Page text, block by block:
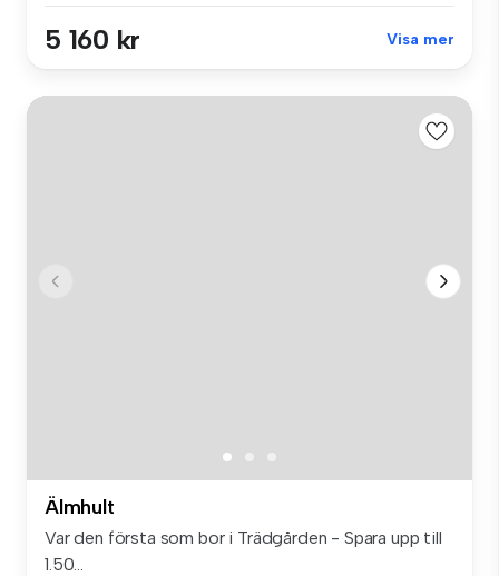
5 160 kr Visa mer
Älmhult
Var den första som bor i Trädgården - Spara upp till
1.50...